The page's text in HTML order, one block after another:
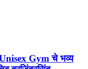
Gym चे भव्य